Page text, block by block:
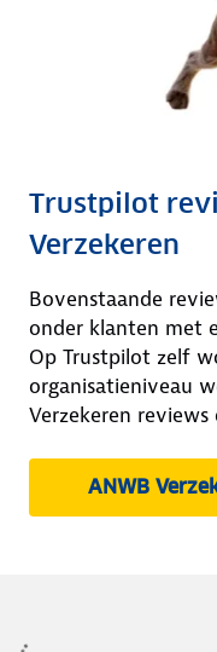
Trustpilot
Verzekeren
Bovenstaande
onder klanten met
Op Trustpilot zelf
organisatieniveau
Verzekeren
ANWB